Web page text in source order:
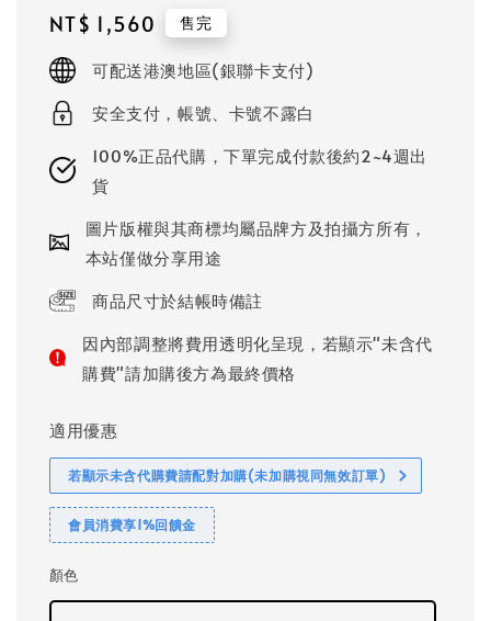
Regular
price
NT$ 1,560 售完
可配送港澳地區(銀聯卡支付)
安全支付，帳號、卡號不露白
100%正品代購，下單完成付款後約2~4週出
貨
圖片版權與其商標均屬品牌方及拍攝方所有，
本站僅做分享用途
商品尺寸於結帳時備註
因內部調整將費用透明化呈現，若顯示"未含代
購費"請加購後方為最終價格
適用優惠
若顯示未含代購費請配對加購(未加購視同無效訂單)
會員消費享1%回饋金
顏色